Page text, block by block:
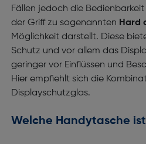
Fällen jedoch die
der Griff zu sogenannten Hard
Möglichkeit darstellt. Diese
Schutz und vor allem das
geringer vor Einflüssen und
Hier empfiehlt sich die
Displayschutzglas.
Welche Handytasche